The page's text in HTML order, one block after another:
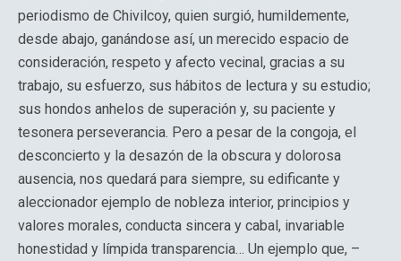
periodismo de Chivilcoy, quien surgió, humildemente,
desde abajo, ganándose así, un merecido espacio de
consideración, respeto y afecto vecinal, gracias a su
trabajo, su esfuerzo, sus hábitos de lectura y su estudio;
sus hondos anhelos de superación y, su paciente y
tesonera perseverancia. Pero a pesar de la congoja, el
desconcierto y la desazón de la obscura y dolorosa
ausencia, nos quedará para siempre, su edificante y
aleccionador ejemplo de nobleza interior, principios y
valores morales, conducta sincera y cabal, invariable
honestidad y límpida transparencia… Un ejemplo que, –